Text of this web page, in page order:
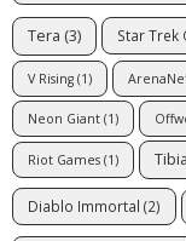
Tera (3) Star Trek
V Rising (1)
Neon Giant (1)
Riot Games (1) Tibia
Diablo Immortal (2)